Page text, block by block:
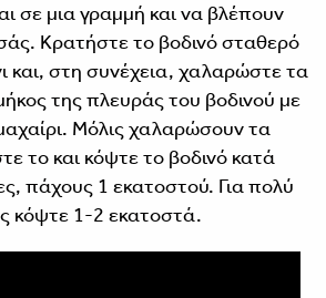
σε μια γραμμή και να βλέπουν
Κρατήστε το βοδινό σταθερό
και, στη συνέχεια, χαλαρώστε τα
της πλευράς του βοδινού με
Μόλις χαλαρώσουν τα
το και κόψτε το βοδινό κατά
πάχους 1 εκατοστού. Για πολύ
κόψτε 1-2 εκατοστά.